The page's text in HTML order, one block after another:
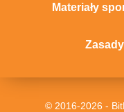
Materiały
© 2016-2026 -